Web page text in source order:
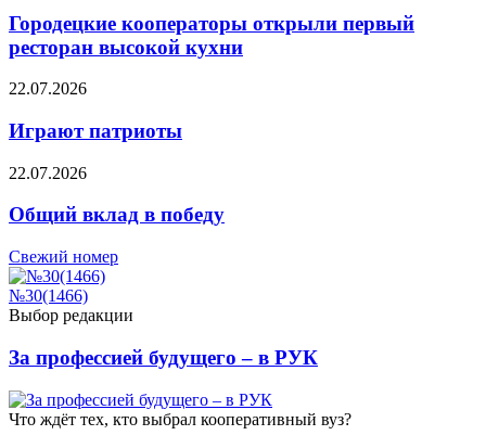
Городецкие кооператоры открыли первый
ресторан высокой кухни
22.07.2026
Играют патриоты
22.07.2026
Общий вклад в победу
Свежий номер
№30(1466)
Выбор редакции
За профессией будущего – в РУК
Что ждёт тех, кто выбрал кооперативный вуз?